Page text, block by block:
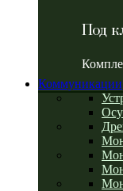
Под
Коммуникации